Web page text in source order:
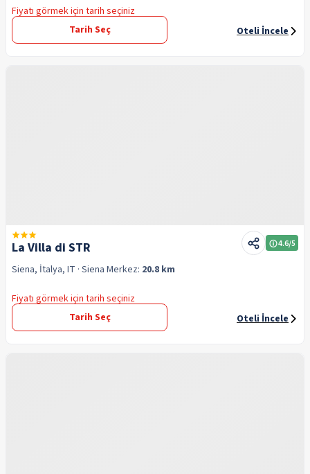
Fiyatı görmek için tarih seçiniz
Tarih Seç
Oteli İncele
La Villa di STR 4.6/5
Siena, İtalya, IT · Siena Merkez: 20.8 km
Fiyatı görmek için tarih seçiniz
Tarih Seç
Oteli İncele